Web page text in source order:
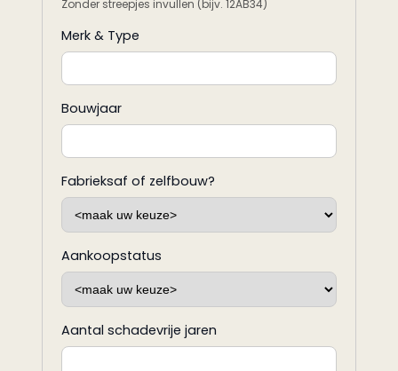
Zonder streepjes invullen (bijv. 12AB34)
Merk & Type
Bouwjaar
Fabrieksaf of zelfbouw?
Aankoopstatus
Aantal schadevrije jaren